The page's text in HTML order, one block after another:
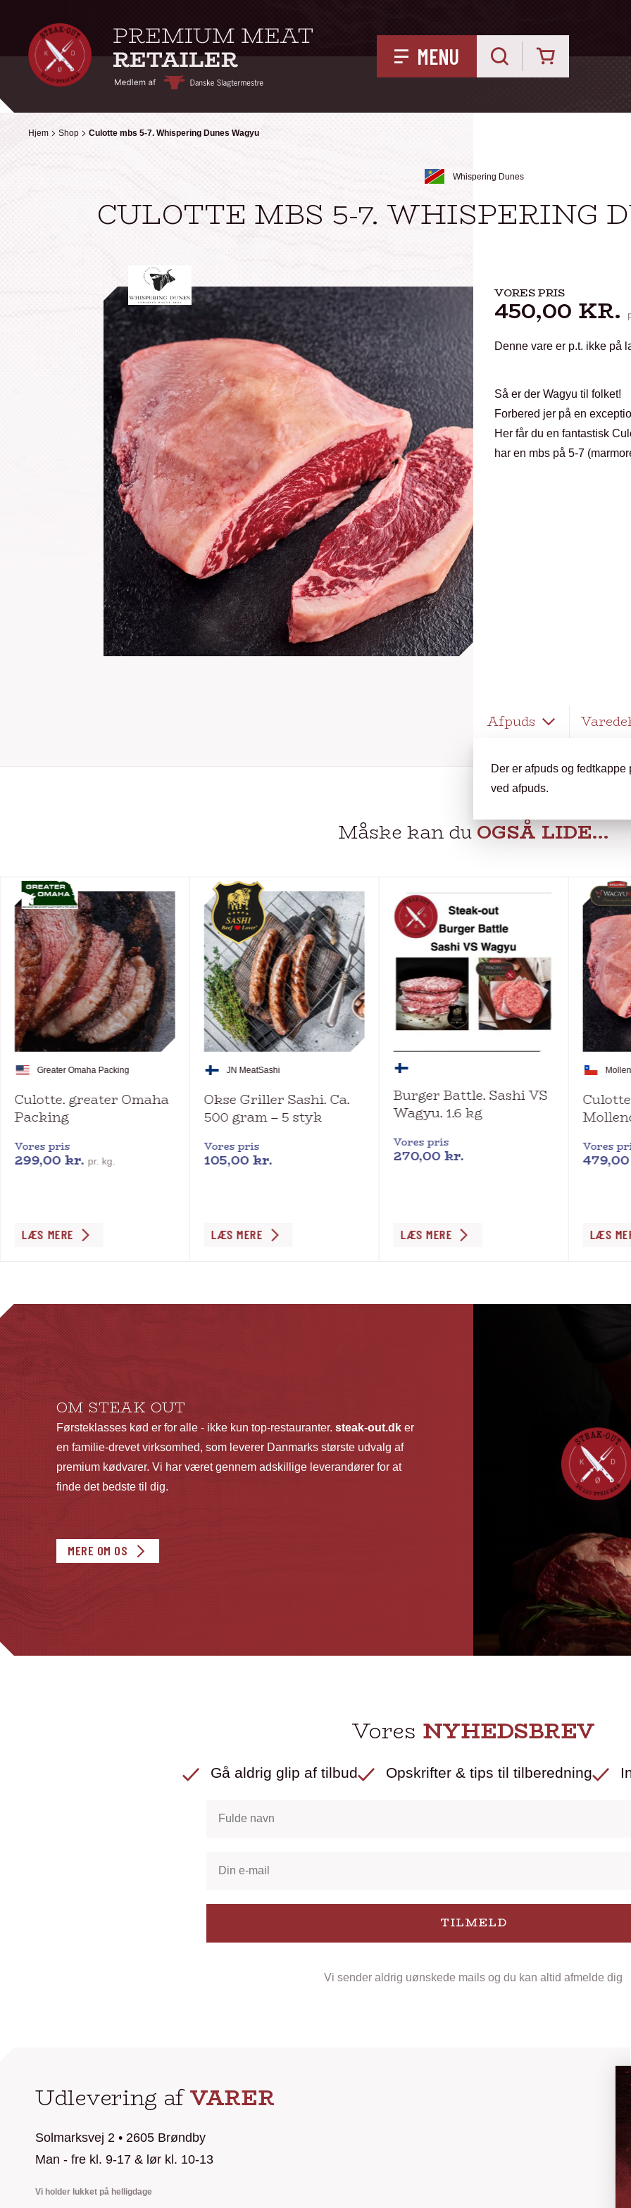
MENU
Hjem Shop Culotte mbs 5-7. Whispering Dunes Wagyu
Hjem Shop Culotte mbs 5-7. Whispering Dunes Wagyu
Whispering Dunes
CULOTTE MBS 5-7. WHISPERING
VORES PRIS
450,00 KR.
Denne vare er p.t. ikke på
Så er der Wagyu til folket!
Forbered jer på en
Her får du en fantastisk
har en mbs på 5-7
Afpuds
Der er afpuds og
ved afpuds.
Måske kan duOGSÅ LIDE…
Greater Omaha Packing
Culotte. greater Omaha
Packing
Vores pris
299,00kr. pr. kg.
Dette
varianter.
Mulighederne
kan
vælges
på
varesiden
LÆS MERE
JN MeatSashi
Okse Griller Sashi. Ca.
500 gram – 5 styk
Vores pris
105,00kr.
LÆS MERE
Burger Battle. Sashi VS
Wagyu. 1.6 kg
Vores pris
270,00kr.
LÆS MERE
Vores
479,00
Dette
LÆS
OM STEAK OUT
Førsteklasses kød er for alle - ikke kun top-restauranter. steak-out.dk er
en familie-drevet virksomhed, som leverer Danmarks største udvalg af
premium kødvarer. Vi har været gennem adskillige leverandører for at
finde det bedste til dig.
MERE OM OS
Vores NYHEDSBREV
Gå aldrig glip af tilbud Opskrifter & tips til tilberedning
TILMELD
Vi sender aldrig uønskede mails og du kan altid afmelde dig
Udlevering afVARER
Solmarksvej 2 • 2605 Brøndby
Man - fre kl. 9-17 & lør kl. 10-13
Vi holder lukket på helligdage